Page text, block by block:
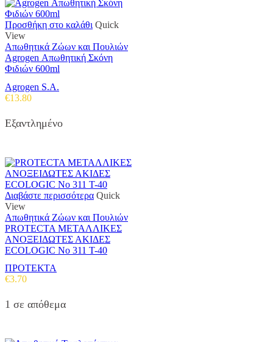
στη
σελίδα
του
προϊόντος
Προσθήκη στο καλάθι Quick
View
Απωθητικά Ζώων και Πουλιών
Agrogen Απωθητική Σκόνη
Φιδιών 600ml
Agrogen S.A.
€13.80
Εξαντλημένο
Διαβάστε περισσότερα Quick
View
Απωθητικά Ζώων και Πουλιών
PROTECTA ΜΕΤΑΛΛΙΚΕΣ
ΑΝΟΞΕΙΔΩΤΕΣ ΑΚΙΔΕΣ
ECOLOGIC Νο 311 T-40
ΠΡΟΤΕΚΤΑ
€3.70
1 σε απόθεμα